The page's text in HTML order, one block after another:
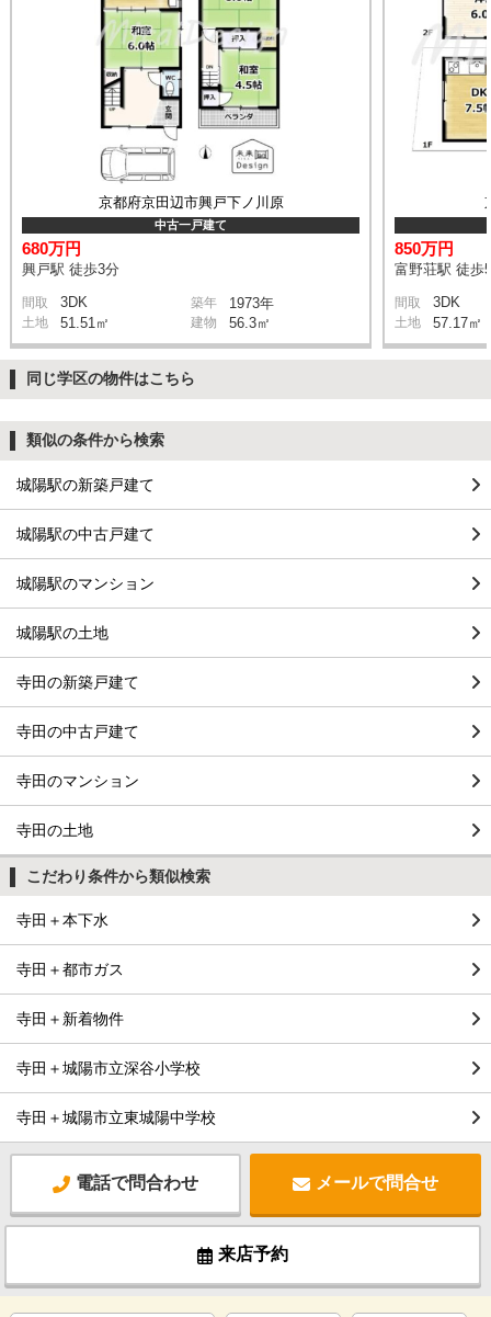
京都府京田辺市興戸下ノ川原
中古一戸建て
680万円
興戸駅 徒歩3分
間取 3DK 築年 1973年
土地 51.51㎡ 建物 56.3㎡
850万円
富野荘駅 徒歩
間取 3DK
土地 57.17㎡
同じ学区の物件はこちら
類似の条件から検索
城陽駅の新築戸建て
城陽駅の中古戸建て
城陽駅のマンション
城陽駅の土地
寺田の新築戸建て
寺田の中古戸建て
寺田のマンション
寺田の土地
こだわり条件から類似検索
寺田＋本下水
寺田＋都市ガス
寺田＋新着物件
寺田＋城陽市立深谷小学校
寺田＋城陽市立東城陽中学校
電話で問合わせ メールで問合せ
来店予約